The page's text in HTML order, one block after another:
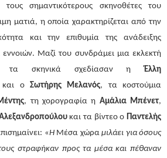
σημαντικότερους σκηνοθέτες του
ματιά, η οποία χαρακτηρίζεται από την
και την επιθυμία της ανάδειξης
Μαζί του συνδράμει μια εκλεκτή
τα σκηνικά σχεδίασαν ηΈλλη
και οΣωτήρης Μελανός, τα κοστούμια
, τη χορογραφία η Αμάλια Μπένετ,
και τα βίντεο οΠαντελής
«Η Μέσα χώραμιλάει για όσους
στραφήκαν προς τα μέσα και πέθαναν